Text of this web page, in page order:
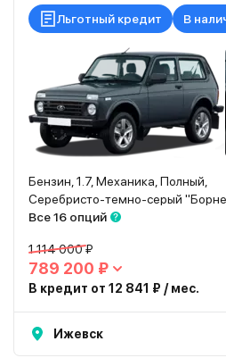
Льготный кредит В
Бензин, 1.7, Механика, Полный,
Серебристо-темно-серый
Все 16 опций
1 114 000 ₽
789 200 ₽
В кредит от 12 841 ₽ / мес.
Ижевск